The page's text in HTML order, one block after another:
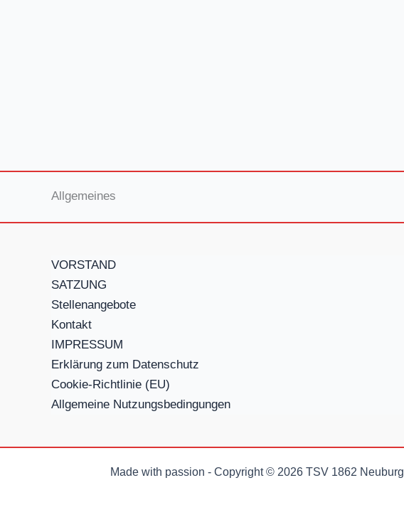
Allgemeines
VORSTAND
SATZUNG
Stellenangebote
Kontakt
IMPRESSUM
Erklärung zum Datenschutz
Cookie-Richtlinie (EU)
Allgemeine Nutzungsbedingungen
Made with passion - Copyright © 2026 TSV 1862 Neuburg